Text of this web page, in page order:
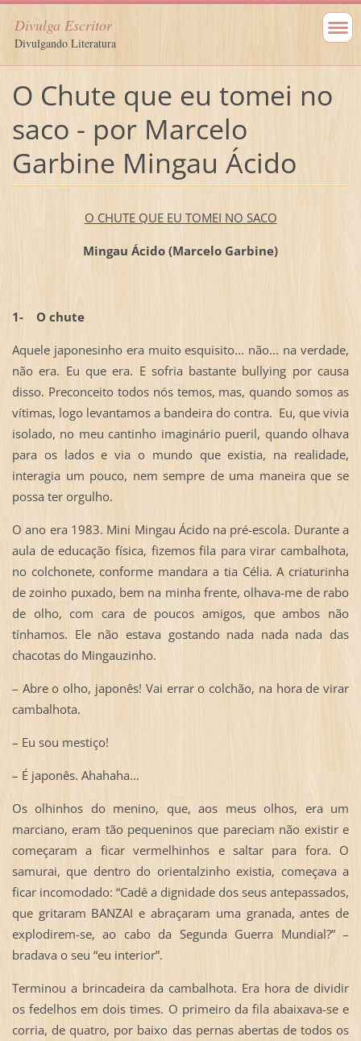
Divulga Escritor
Divulgando Literatura
O Chute que eu tomei no
saco - por Marcelo
Garbine Mingau Ácido
O CHUTE QUE EU TOMEI NO SACO
Mingau Ácido (Marcelo Garbine)
1- O chute
Aquele japonesinho era muito esquisito... não... na verdade,
não era. Eu que era. E sofria bastante bullying por causa
disso. Preconceito todos nós temos, mas, quando somos as
vítimas, logo levantamos a bandeira do contra. Eu, que vivia
isolado, no meu cantinho imaginário pueril, quando olhava
para os lados e via o mundo que existia, na realidade,
interagia um pouco, nem sempre de uma maneira que se
possa ter orgulho.
O ano era 1983. Mini Mingau Ácido na pré-escola. Durante a
aula de educação física, fizemos fila para virar cambalhota,
no colchonete, conforme mandara a tia Célia. A criaturinha
de zoinho puxado, bem na minha frente, olhava-me de rabo
de olho, com cara de poucos amigos, que ambos não
tínhamos. Ele não estava gostando nada nada nada das
chacotas do Mingauzinho.
– Abre o olho, japonês! Vai errar o colchão, na hora de virar
cambalhota.
– Eu sou mestiço!
– É japonês. Ahahaha...
Os olhinhos do menino, que, aos meus olhos, era um
marciano, eram tão pequeninos que pareciam não existir e
começaram a ficar vermelhinhos e saltar para fora. O
samurai, que dentro do orientalzinho existia, começava a
ficar incomodado: “Cadê a dignidade dos seus antepassados,
que gritaram BANZAI e abraçaram uma granada, antes de
explodirem-se, ao cabo da Segunda Guerra Mundial?” –
bradava o seu “eu interior”.
Terminou a brincadeira da cambalhota. Era hora de dividir
os fedelhos em dois times. O primeiro da fila abaixava-se e
corria, de quatro, por baixo das pernas abertas de todos os